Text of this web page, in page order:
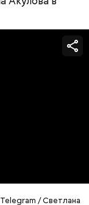
/ Светлана